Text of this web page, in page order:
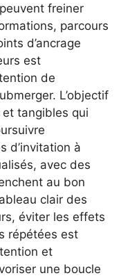
freiner
parcours
d’ancrage
est
de
L’objectif
et tangibles qui
d’invitation à
avec des
au bon
clair des
éviter les effets
répétées est
et
une boucle